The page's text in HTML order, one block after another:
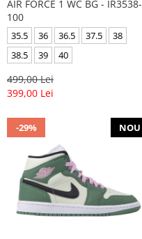
AIR FORCE 1 WC BG - IR3538-
100
35.5 36 36.5 37.5
38
38.5
39 40
499,00 Lei
399,00 Lei
-29% NOU